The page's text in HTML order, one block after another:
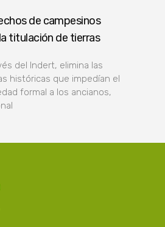
de campesinos
titulación de tierras
del Indert, elimina las
históricas que impedían el
formal a los ancianos,